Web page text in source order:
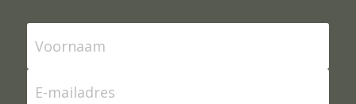
Voornaam
E-mailadres